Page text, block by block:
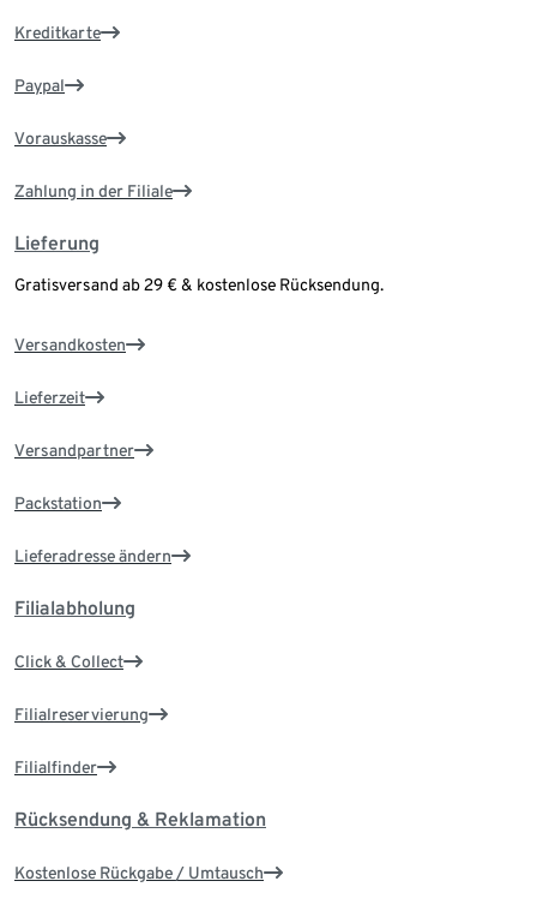
Kreditkarte
Paypal
Vorauskasse
Zahlung in der Filiale
Lieferung
Gratisversand ab 29 € & kostenlose Rücksendung.
Versandkosten
Lieferzeit
Versandpartner
Packstation
Lieferadresse ändern
Filialabholung
Click & Collect
Filialreservierung
Filialfinder
Rücksendung & Reklamation
Kostenlose Rückgabe / Umtausch